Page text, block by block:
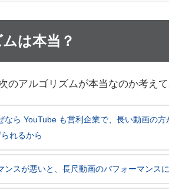
は本当？
のアルゴリズムが本当なのか考えて
なら YouTube も営利企業で、長い動画の方
れるから
スが悪いと、長尺動画のパフォーマンスに